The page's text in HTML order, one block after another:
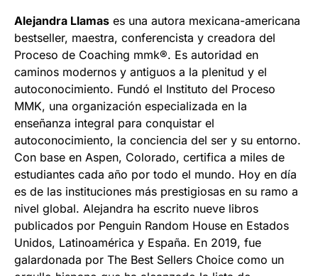
Alejandra Llamas es una autora mexicana-americana
bestseller, maestra, conferencista y creadora del
Proceso de Coaching mmk®. Es autoridad en
caminos modernos y antiguos a la plenitud y el
autoconocimiento. Fundó el Instituto del Proceso
MMK, una organización especializada en la
enseñanza integral para conquistar el
autoconocimiento, la conciencia del ser y su entorno.
Con base en Aspen, Colorado, certifica a miles de
estudiantes cada año por todo el mundo. Hoy en día
es de las instituciones más prestigiosas en su ramo a
nivel global. Alejandra ha escrito nueve libros
publicados por Penguin Random House en Estados
Unidos, Latinoamérica y España. En 2019, fue
galardonada por The Best Sellers Choice como un